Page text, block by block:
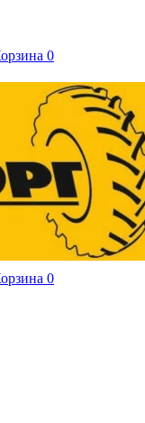
0
0